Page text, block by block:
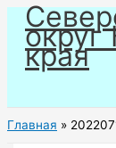
Перейти
содержимому
округ
края
Главная